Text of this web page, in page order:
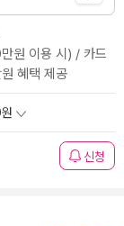
원 이용 시) / 카드
혜택 제공
신청